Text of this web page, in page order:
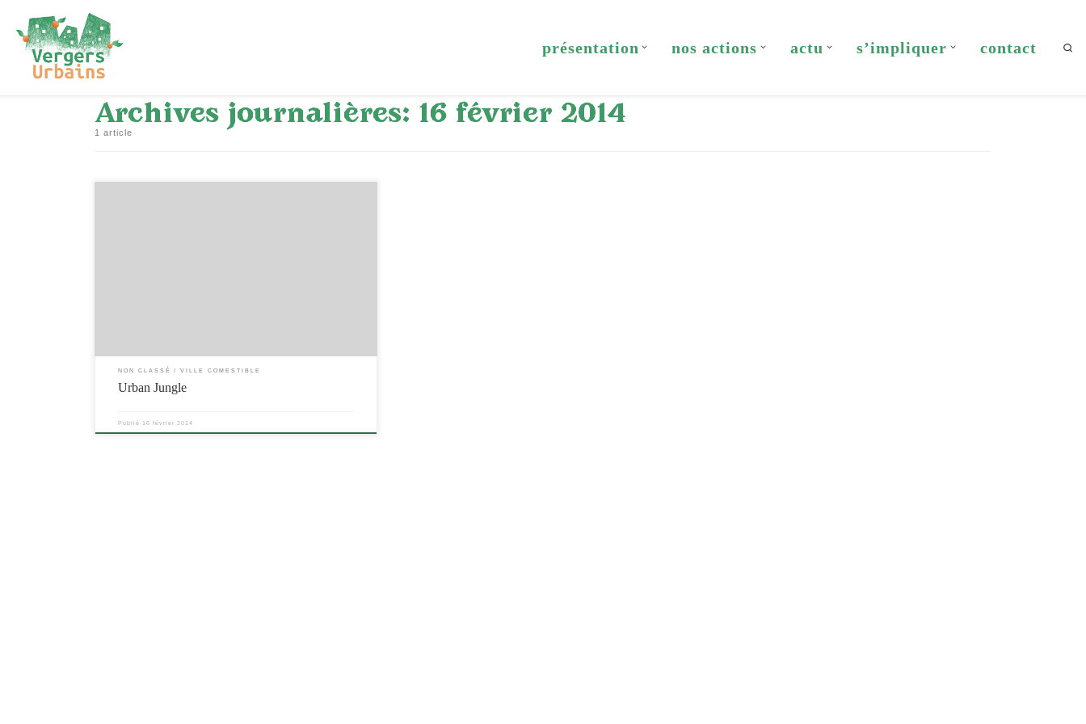
Passer au contenu
présentation nos actions actu s’impliquer contact
Archives journalières: 16 février 2014
1 article
NON CLASSÉ VILLE COMESTIBLE
Urban Jungle
Publié 16 février 2014